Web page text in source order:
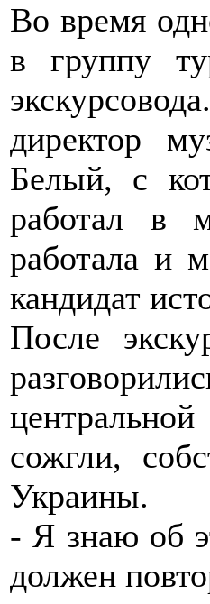
Во время
в группу
директор
Белый, с
работал в
работала и
кандидат
После
сожгли,
Украины.
- Я знаю об
должен